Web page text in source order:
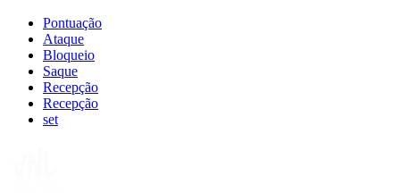
Pontuação
Ataque
Bloqueio
Saque
Recepção
Recepção
set